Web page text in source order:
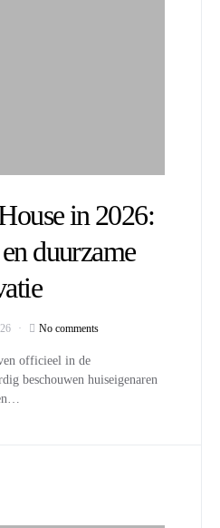
in 2026:
duurzame
No comments
officieel in de
beschouwen huiseigenaren